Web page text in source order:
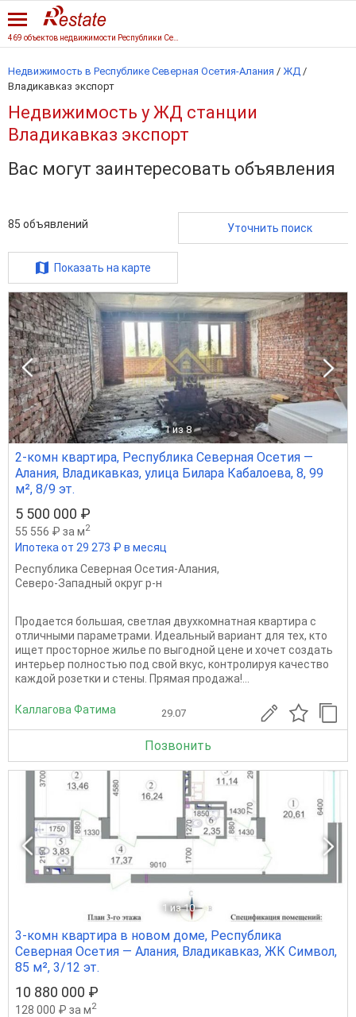
Недвижимость в Республике Северная Осетия-Алания / ЖД /
Владикавказ экспорт
Недвижимость у ЖД станции
Владикавказ экспорт
Вас могут заинтересовать объявления
85 объявлений Уточнить поиск
Показать на карте
1 из 8
2-комн квартира, Республика Северная Осетия —
Алания, Владикавказ, улица Билара Кабалоева, 8, 99
м², 8/9 эт.
5 500 000 ₽
55 556 ₽ за м2
Ипотека от 29 273 ₽ в месяц
Республика Северная Осетия-Алания,
Северо-Западный округ р-н
Продается большая, светлая двухкомнатная квартира с
отличными параметрами. Идеальный вариант для тех, кто
ищет просторное жилье по выгодной цене и хочет создать
интерьер полностью под свой вкус, контролируя качество
каждой розетки и стены. Прямая продажа!...
Каллагова Фатима 29.07
Позвонить
1 из 10
3-комн квартира в новом доме, Республика
Северная Осетия — Алания, Владикавказ, ЖК Символ,
85 м², 3/12 эт.
10 880 000 ₽
128 000 ₽ за м2